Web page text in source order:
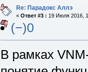
Re: Парадокс Аллэ
« Ответ #3 : 19 Июля 2016,
(−)0
В рамках